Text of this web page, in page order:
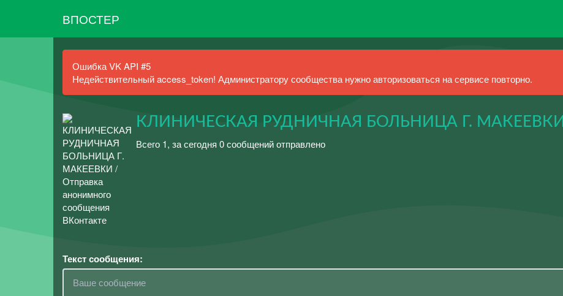
ВПОСТЕР
Ошибка VK API #5
Недействительный access_token! Администратору сообщества нужно авторизоваться на сервисе повторно.
КЛИНИЧЕСКАЯ РУДНИЧНАЯ БОЛЬНИЦА Г. МАКЕЕВКИ
Всего 1, за сегодня 0 сообщений отправлено
Текст сообщения: